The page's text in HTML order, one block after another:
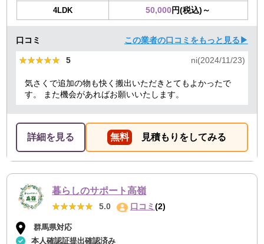
4LDK 50,000円(税込)～
口コミ この業者の口コミをもっと見る▶
★★★★★
★★★★★ 5 ni(2024/11/23)
気さくで追加の物も快く搬出いただきとてもよかったで
す。 また機会があればお願いいたします。
詳細を見る 無料 見積もりをしてみる
暮らしのサポート高嶺
★★★★★
★★★★★ 5.0 口コミ(2)
群馬県対応
本人確認証提出確認済み